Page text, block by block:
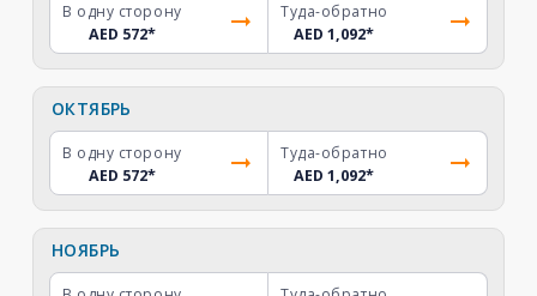
В одну сторону
AED 572*
Туда-обратно
AED 1,092*
ОКТЯБРЬ
В одну сторону
AED 572*
Туда-обратно
AED 1,092*
НОЯБРЬ